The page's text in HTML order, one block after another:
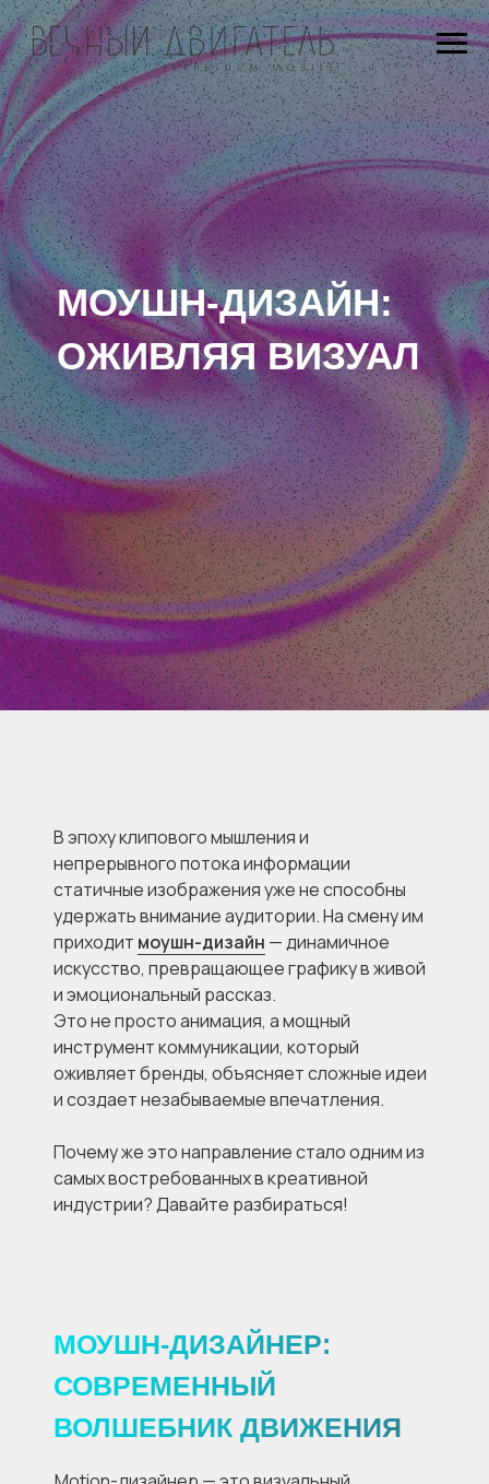
МОУШН-ДИЗАЙН:
ОЖИВЛЯЯ ВИЗУАЛ
В эпоху клипового мышления и
непрерывного потока информации
статичные изображения уже не способны
удержать внимание аудитории. На смену им
приходит моушн-дизайн — динамичное
искусство, превращающее графику в живой
и эмоциональный рассказ.
Это не просто анимация, а мощный
инструмент коммуникации, который
оживляет бренды, объясняет сложные идеи
и создает незабываемые впечатления.
Почему же это направление стало одним из
самых востребованных в креативной
индустрии? Давайте разбираться!
МОУШН-ДИЗАЙНЕР:
СОВРЕМЕННЫЙ
ВОЛШЕБНИК ДВИЖЕНИЯ